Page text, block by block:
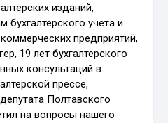
изданий,
бухгалтерского учета и
предприятий,
19 лет бухгалтерского
консультаций в
прессе,
Полтавского
на вопросы нашего